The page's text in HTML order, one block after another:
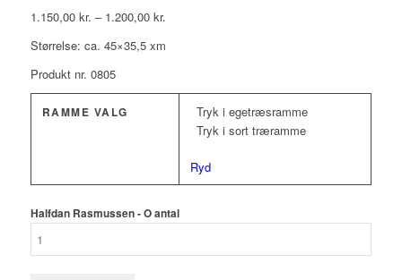
1.150,00 kr. – 1.200,00 kr.
Størrelse: ca. 45×35,5 xm
Produkt nr. 0805
RAMME VALG
Tryk i egetræsramme
Tryk i sort træramme
Ryd
Halfdan Rasmussen - O antal